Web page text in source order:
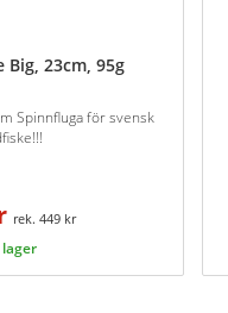
Big, 23cm, 95g
Spinnfluga för svensk
449 kr